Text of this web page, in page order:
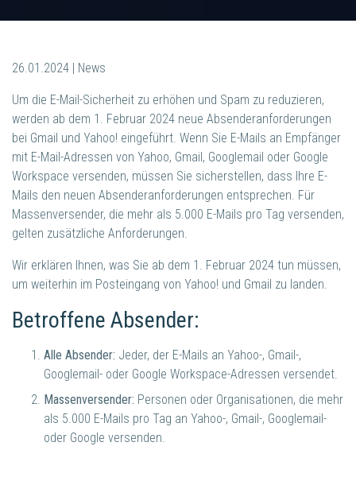
26.01.2024 | News
Um die E-Mail-Sicherheit zu erhöhen und Spam zu reduzieren,
werden ab dem 1. Februar 2024 neue Absenderanforderungen
bei Gmail und Yahoo! eingeführt. Wenn Sie E-Mails an Empfänger
mit E-Mail-Adressen von Yahoo, Gmail, Googlemail oder Google
Workspace versenden, müssen Sie sicherstellen, dass Ihre E-
Mails den neuen Absenderanforderungen entsprechen. Für
Massenversender, die mehr als 5.000 E-Mails pro Tag versenden,
gelten zusätzliche Anforderungen.
Wir erklären Ihnen, was Sie ab dem 1. Februar 2024 tun müssen,
um weiterhin im Posteingang von Yahoo! und Gmail zu landen.
Betroffene Absender:
Alle Absender: Jeder, der E-Mails an Yahoo-, Gmail-,
Googlemail- oder Google Workspace-Adressen versendet.
Massenversender: Personen oder Organisationen, die mehr
als 5.000 E-Mails pro Tag an Yahoo-, Gmail-, Googlemail-
oder Google versenden.